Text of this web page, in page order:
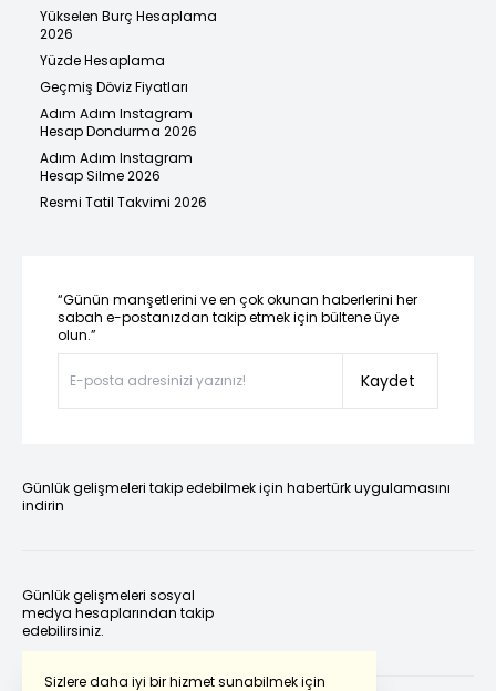
Sizlere daha iyi bir hizmet sunabilmek için
Yükselen Burç Hesaplama
2026
Yüzde Hesaplama
Geçmiş Döviz Fiyatları
Adım Adım Instagram
Hesap Dondurma 2026
Adım Adım Instagram
Hesap Silme 2026
Resmi Tatil Takvimi 2026
“Günün manşetlerini ve en çok okunan haberlerini her
sabah e-postanızdan takip etmek için bültene üye
olun.”
Kaydet
Günlük gelişmeleri takip edebilmek için habertürk uygulamasını
indirin
Günlük gelişmeleri sosyal
medya hesaplarından takip
edebilirsiniz.